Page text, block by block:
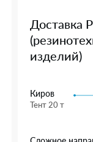
Доставка
изделий)
Киров
Тент 20 т